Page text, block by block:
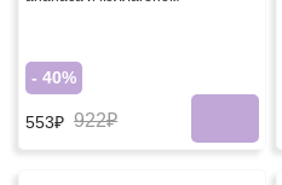
- 40%
553₽ 922₽